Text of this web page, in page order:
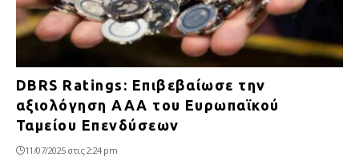
DBRS Ratings: Επιβεβαίωσε την
αξιολόγηση ΑΑΑ του Ευρωπαϊκού
Ταμείου Επενδύσεων
11/07/2025 στις 2:24 pm